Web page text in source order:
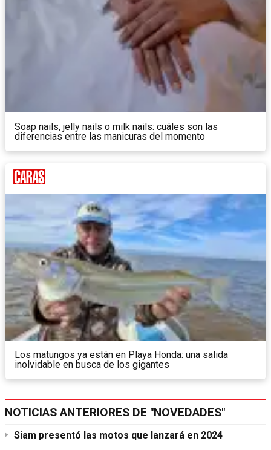
Soap nails, jelly nails o milk nails: cuáles son las
diferencias entre las manicuras del momento
Los matungos ya están en Playa Honda: una salida
inolvidable en busca de los gigantes
NOTICIAS ANTERIORES DE "NOVEDADES"
Siam presentó las motos que lanzará en 2024